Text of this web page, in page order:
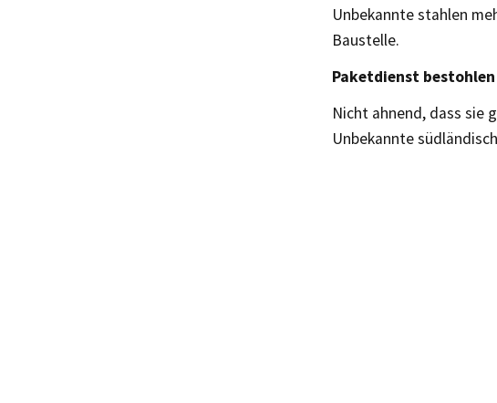
Unbekannte stahlen
Baustelle.
Paketdienst bestohlen
Nicht ahnend, dass sie
Unbekannte